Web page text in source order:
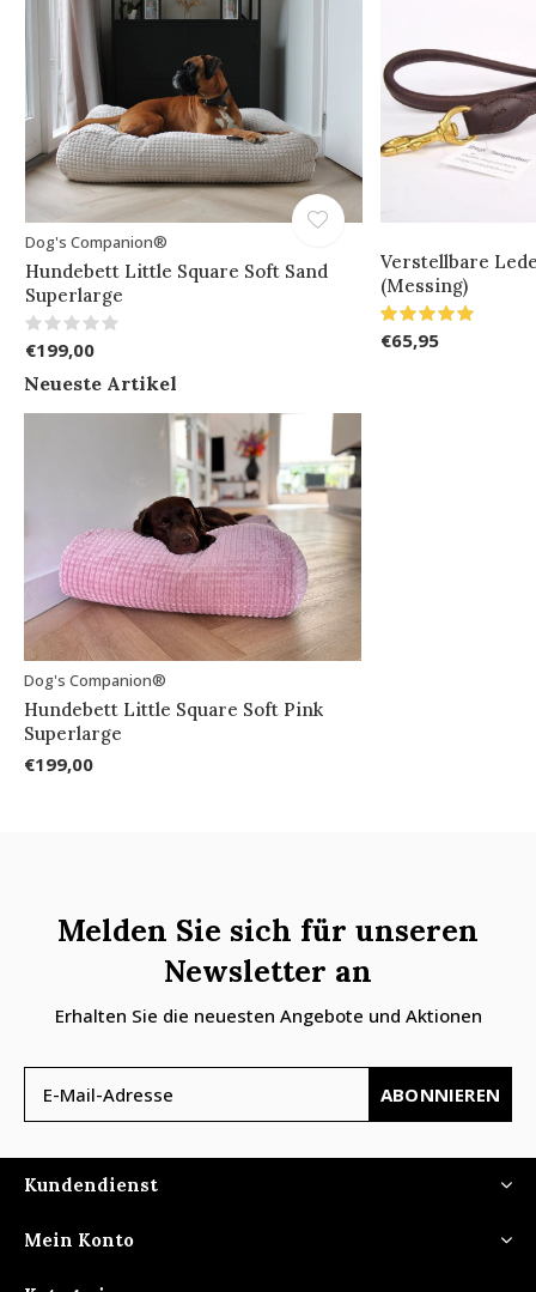
Dog's Companion®
Hundebett Little Square Soft Sand
Superlarge
€199,00
Verstellbare
(Messing)
€65,95
Neueste Artikel
Dog's Companion®
Hundebett Little Square Soft Pink
Superlarge
€199,00
Melden Sie sich für unseren
Newsletter an
Erhalten Sie die neuesten Angebote und Aktionen
ABONNIEREN
Kundendienst
Mein Konto